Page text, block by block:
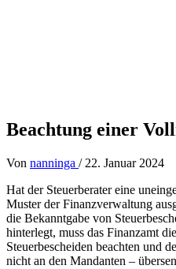
Beachtung einer
Von nanninga / 22. Januar 2024
Hat der Steuerberater eine
Muster der Finanzverwaltung
die Bekanntgabe von
hinterlegt, muss das Finanzamt
Steuerbescheiden beachten und
nicht an den Mandanten –